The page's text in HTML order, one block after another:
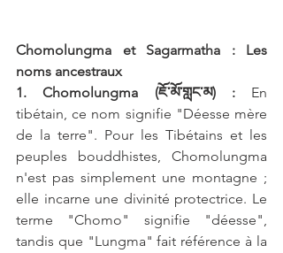
Chomolungma et Sagarmatha : Les
noms ancestraux
1. Chomolungma (ཇོ་མོ་གླང་མ) : En
tibétain, ce nom signifie "Déesse mère
de la terre". Pour les Tibétains et les
peuples bouddhistes, Chomolungma
n'est pas simplement une montagne ;
elle incarne une divinité protectrice. Le
terme "Chomo" signifie "déesse",
tandis que "Lungma" fait référence à la